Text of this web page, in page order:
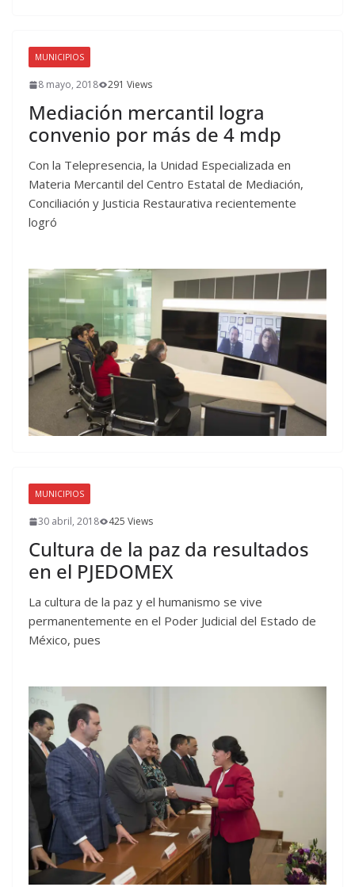
MUNICIPIOS
8 mayo, 2018 291 Views
Mediación mercantil logra
convenio por más de 4 mdp
Con la Telepresencia, la Unidad Especializada en
Materia Mercantil del Centro Estatal de Mediación,
Conciliación y Justicia Restaurativa recientemente
logró
MUNICIPIOS
30 abril, 2018 425 Views
Cultura de la paz da resultados
en el PJEDOMEX
La cultura de la paz y el humanismo se vive
permanentemente en el Poder Judicial del Estado de
México, pues